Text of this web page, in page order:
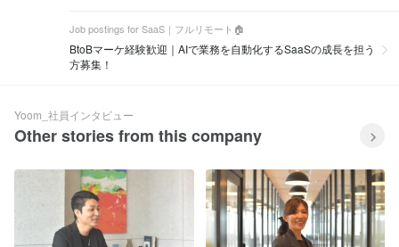
Job postings for SaaS｜フルリモート🏠️
BtoBマーケ経験歓迎｜AIで業務を自動化するSaaSの成長を担う
方募集！
Yoom_社員インタビュー
Other stories from this company